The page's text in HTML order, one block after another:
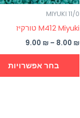
MIYUKI 11/0
M412 Miyuki טורקיז
8.00 ₪
–
9.00 ₪
בחר אפשרויות